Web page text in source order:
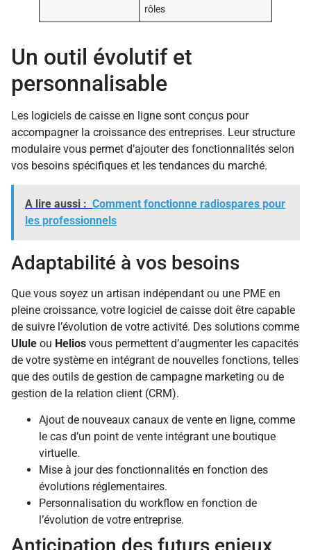
rôles
Un outil évolutif et
personnalisable
Les logiciels de caisse en ligne sont conçus pour
accompagner la croissance des entreprises. Leur structure
modulaire vous permet d’ajouter des fonctionnalités selon
vos besoins spécifiques et les tendances du marché.
A lire aussi : Comment fonctionne radiospares pour
les professionnels
Adaptabilité à vos besoins
Que vous soyez un artisan indépendant ou une PME en
pleine croissance, votre logiciel de caisse doit être capable
de suivre l’évolution de votre activité. Des solutions comme
Ulule ou Helios vous permettent d’augmenter les capacités
de votre système en intégrant de nouvelles fonctions, telles
que des outils de gestion de campagne marketing ou de
gestion de la relation client (CRM).
Ajout de nouveaux canaux de vente en ligne, comme
le cas d’un point de vente intégrant une boutique
virtuelle.
Mise à jour des fonctionnalités en fonction des
évolutions réglementaires.
Personnalisation du workflow en fonction de
l’évolution de votre entreprise.